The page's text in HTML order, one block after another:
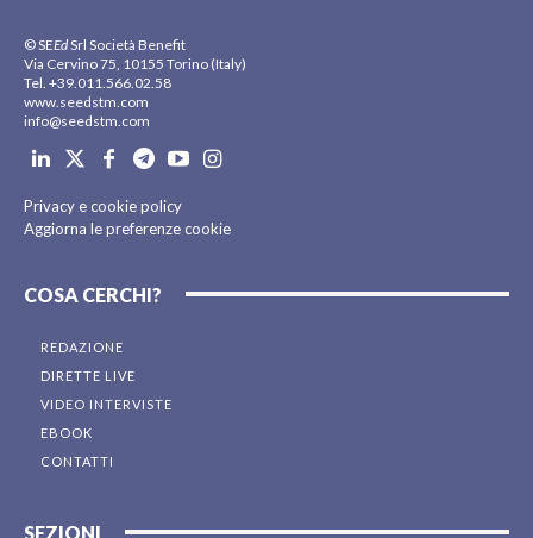
© SEEdSrl Società Benefit
Via Cervino 75, 10155 Torino (Italy)
Tel. +39.011.566.02.58
www.seedstm.com
info@seedstm.com
Privacy e cookie policy
Aggiorna le preferenze cookie
COSA CERCHI?
REDAZIONE
DIRETTE LIVE
VIDEO INTERVISTE
EBOOK
CONTATTI
SEZIONI